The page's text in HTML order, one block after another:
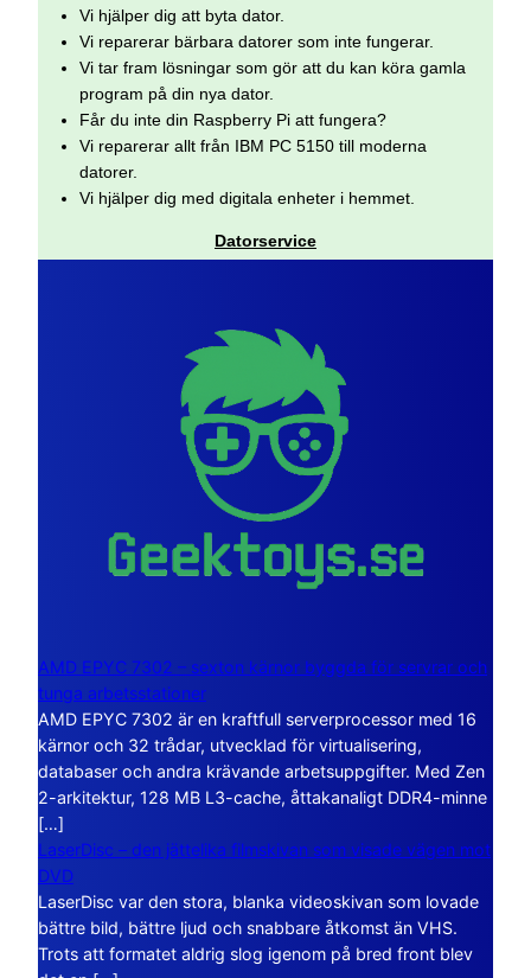
Vi hjälper dig att byta dator.
Vi reparerar bärbara datorer som inte fungerar.
Vi tar fram lösningar som gör att du kan köra gamla
program på din nya dator.
Får du inte din Raspberry Pi att fungera?
Vi reparerar allt från IBM PC 5150 till moderna
datorer.
Vi hjälper dig med digitala enheter i hemmet.
Datorservice
AMD EPYC 7302 – sexton kärnor byggda för servrar och
tunga arbetsstationer
AMD EPYC 7302 är en kraftfull serverprocessor med 16
kärnor och 32 trådar, utvecklad för virtualisering,
databaser och andra krävande arbetsuppgifter. Med Zen
2-arkitektur, 128 MB L3-cache, åttakanaligt DDR4-minne
[…]
LaserDisc – den jättelika filmskivan som visade vägen mot
DVD
LaserDisc var den stora, blanka videoskivan som lovade
bättre bild, bättre ljud och snabbare åtkomst än VHS.
Trots att formatet aldrig slog igenom på bred front blev